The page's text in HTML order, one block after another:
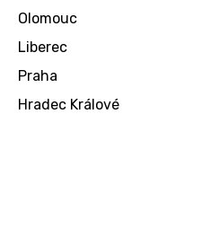
Olomouc
Liberec
Praha
Hradec Králové